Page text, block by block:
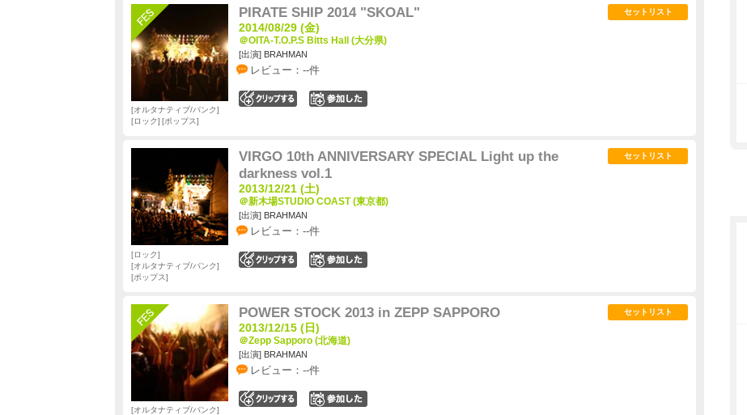
PIRATE SHIP 2014 "SKOAL"
2014/08/29 (金)
＠OITA-T.O.P.S Bitts Hall (大分県)
[出演] BRAHMAN
レビュー：--件
セットリスト
オルタナティブ/パンク
ロック
ポップス
VIRGO 10th ANNIVERSARY SPECIAL Light up the
darkness vol.1
2013/12/21 (土)
＠新木場STUDIO COAST (東京都)
[出演] BRAHMAN
レビュー：--件
セットリスト
ロック
オルタナティブ/パンク
ポップス
POWER STOCK 2013 in ZEPP SAPPORO
2013/12/15 (日)
＠Zepp Sapporo (北海道)
[出演] BRAHMAN
レビュー：--件
セットリスト
オルタナティブ/パンク